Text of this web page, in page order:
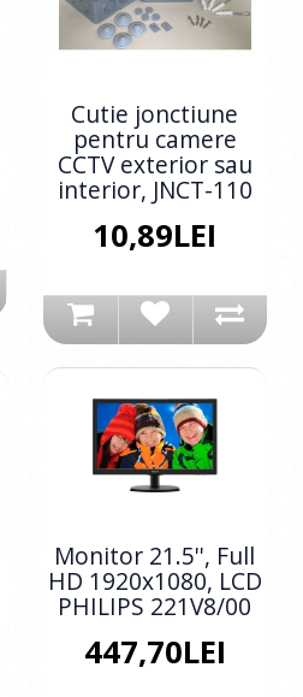
Cutie jonctiune
pentru camere
CCTV exterior sau
interior, JNCT-110
10,89LEI
Monitor 21.5'', Full
HD 1920x1080, LCD
PHILIPS 221V8/00
447,70LEI